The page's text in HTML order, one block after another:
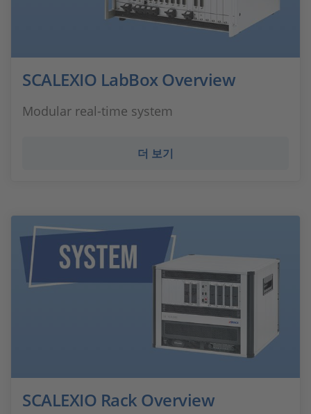
SCALEXIO LabBox Overview
Modular real-time system
더 보기
SCALEXIO Rack Overview